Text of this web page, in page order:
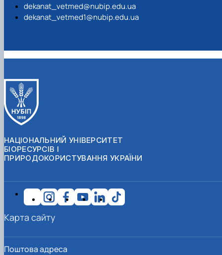
dekanat_vetmed@nubip.edu.ua
dekanat_vetmed1@nubip.edu.ua
НАЦІОНАЛЬНИЙ УНІВЕРСИТЕТ
БІОРЕСУРСІВ І
ПРИРОДОКОРИСТУВАННЯ УКРАЇНИ
Поштова адреса
Карта сайту